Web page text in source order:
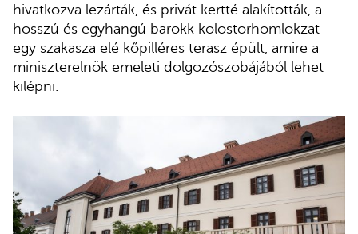
hivatkozva lezárták, és privát kertté alakították, a
hosszú és egyhangú barokk kolostorhomlokzat
egy szakasza elé kőpilléres terasz épült, amire a
miniszterelnök emeleti dolgozószobájából lehet
kilépni.